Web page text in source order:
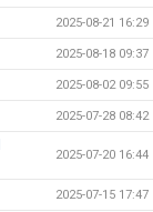
2025-08-21 16:29
2025-08-18 09:37
2025-08-02 09:55
2025-07-28 08:42
2025-07-20 16:44
2025-07-15 17:47